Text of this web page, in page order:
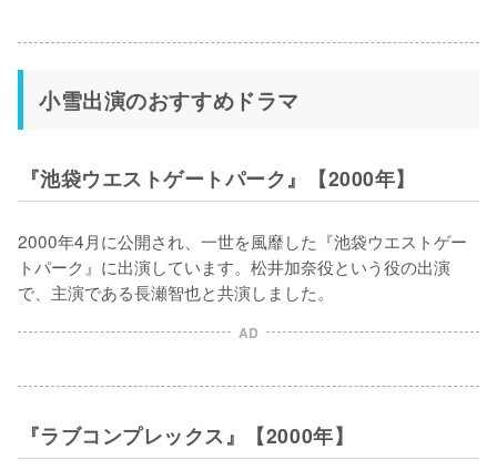
小雪出演のおすすめドラマ
『池袋ウエストゲートパーク』【2000年】
2000年4月に公開され、一世を風靡した『池袋ウエストゲー
トパーク』に出演しています。松井加奈役という役の出演
で、主演である長瀬智也と共演しました。
AD
『ラブコンプレックス』【2000年】